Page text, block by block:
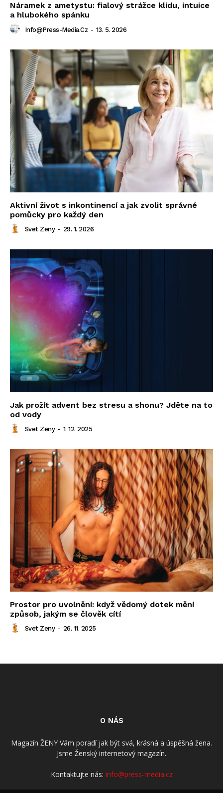
Náramek z ametystu: fialový strážce klidu, intuice
a hlubokého spánku
Info@press-Media.cz - 13. 5. 2026
Aktivní život s inkontinencí a jak zvolit správné
pomůcky pro každý den
Svet Zeny - 29. 1. 2026
Jak prožít advent bez stresu a shonu? Jděte na to
od vody
Svet Zeny - 1. 12. 2025
Prostor pro uvolnění: když vědomý dotek mění
způsob, jakým se člověk cítí
Svet Zeny - 26. 11. 2025
O NÁS
Magazín ŽENY Vám poradí jak být svá, krásná a úspěšná žena.
Jsme Ženský internetový magazín.
Kontaktujte nás: info@press-media.cz